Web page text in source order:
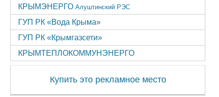
КРЫМЭНЕРГО Алуштинский РЭС
ГУП РК «Вода Крыма»
ГУП РК «Крымгазсети»
КРЫМТЕПЛОКОММУНЭНЕРГО
Купить это рекламное место